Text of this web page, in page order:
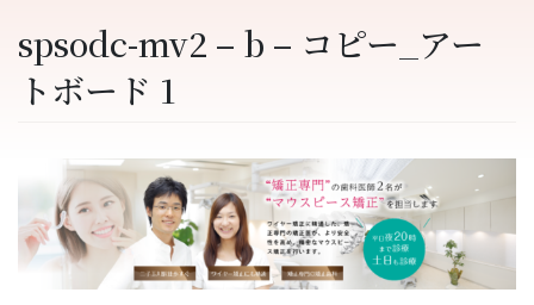
spsodc-mv2 – b – コピー_アー
トボード 1